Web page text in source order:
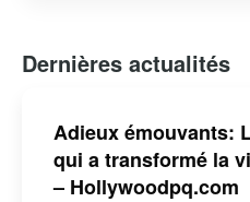
Dernières actualités
Adieux émouvants:
qui a transformé la
– Hollywoodpq.com